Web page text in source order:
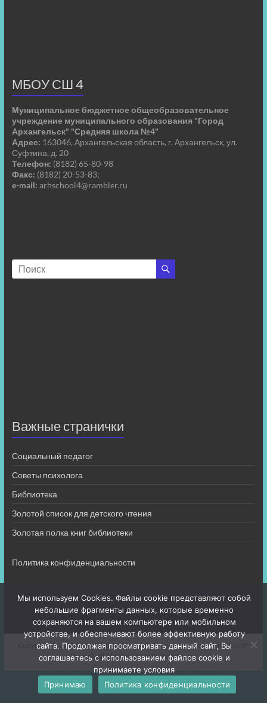
МБОУ СШ 4
Муниципальное бюджетное общеобразовательное
учреждение муниципального образования "Город
Архангельск" "Средняя школа №4"
Адрес: 163046, Архангельская область, г. Архангельск, ул.
Суфтина, д. 20
Телефон: (8182) 65-80-98
Факс: (8182) 20-53-83;
e-mail: arhschool4@rambler.ru
Важные странички
Социальный педагог
Советы психолога
Библиотека
Золотой список для детского чтения
Золотая полка книг библиотеки
Политика конфиденциальности
Copyright © 2026МБОУ СШ 4. Все права защищены. ТемаSpacious
ThemeGrill. На платформе:WordPress.
Мы используем Cookies. Файлы cookie представляют собой
небольшие фрагменты данных, которые временно
сохраняются на вашем компьютере или мобильном
устройстве, и обеспечивают более эффективную работу
сайта. Продолжая просматривать данный сайт, Вы
соглашаетесь с использованием файлов cookie и
принимаете условия
Принимаю
Политика конфиденциальности